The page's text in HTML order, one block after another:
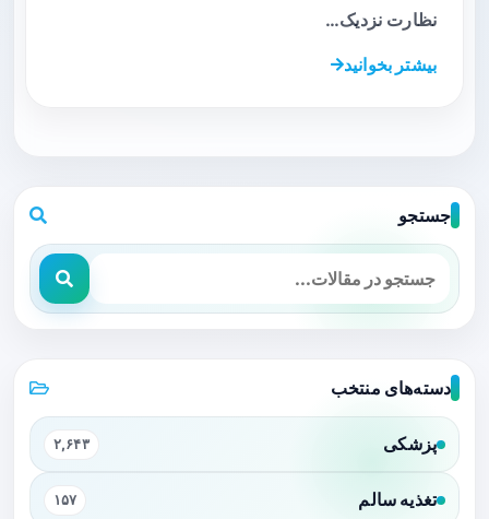
نظارت نزدیک…
بیشتر بخوانید
جستجو
دسته‌های منتخب
پزشکی ۲,۶۴۳
تغذیه سالم ۱۵۷